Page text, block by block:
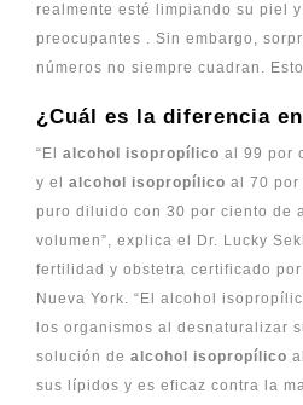
realmente esté
limpiando su piel
preocupantes . Sin embargo,
números no siempre cuadran.
¿Cuál es la diferencia
“El alcohol isopropílico al 99 por
y el alcohol isopropílico al 70 por
puro diluido con 30 por ciento de
volumen”, explica el Dr. Lucky
fertilidad y obstetra certificado
Nueva York. “El alcohol
los organismos al desnaturalizar
solución de alcohol isopropílico
sus lípidos y es eficaz contra la